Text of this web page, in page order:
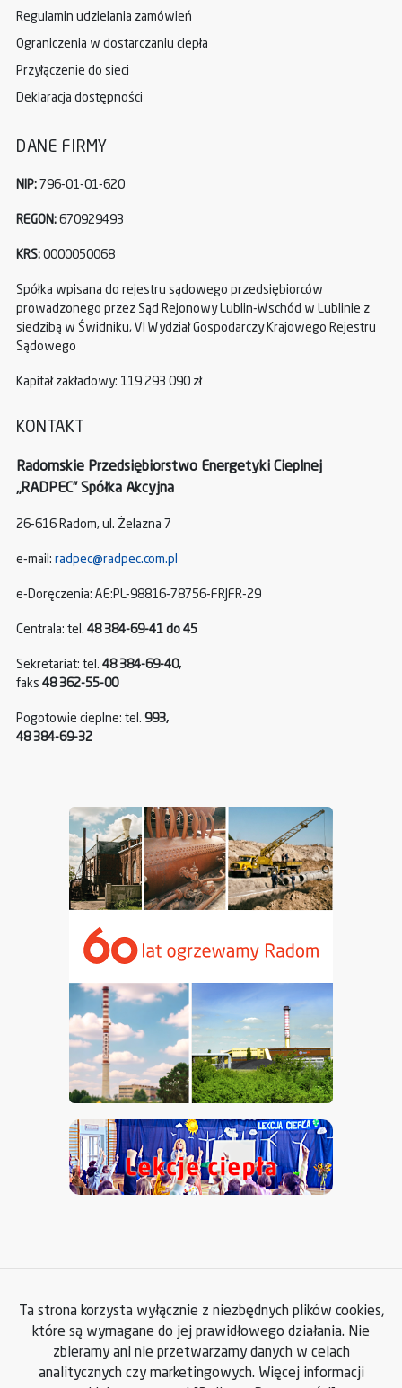
Regulamin udzielania zamówień
Ograniczenia w dostarczaniu ciepła
Przyłączenie do sieci
Deklaracja dostępności
DANE FIRMY
NIP: 796-01-01-620
REGON: 670929493
KRS: 0000050068
Spółka wpisana do rejestru sądowego przedsiębiorców
prowadzonego przez Sąd Rejonowy Lublin-Wschód w Lublinie z
siedzibą w Świdniku, VI Wydział Gospodarczy Krajowego Rejestru
Sądowego
Kapitał zakładowy: 119 293 090 zł
KONTAKT
Radomskie Przedsiębiorstwo Energetyki Cieplnej
„RADPEC” Spółka Akcyjna
26-616 Radom, ul. Żelazna 7
e-mail: radpec@radpec.com.pl
e-Doręczenia: AE:PL-98816-78756-FRJFR-29
Centrala: tel. 48 384-69-41 do 45
Sekretariat: tel. 48 384-69-40,
faks 48 362-55-00
Pogotowie cieplne: tel. 993,
48 384-69-32
Ta strona korzysta wyłącznie z niezbędnych plików cookies,
które są wymagane do jej prawidłowego działania. Nie
zbieramy ani nie przetwarzamy danych w celach
analitycznych czy marketingowych. Więcej informacji